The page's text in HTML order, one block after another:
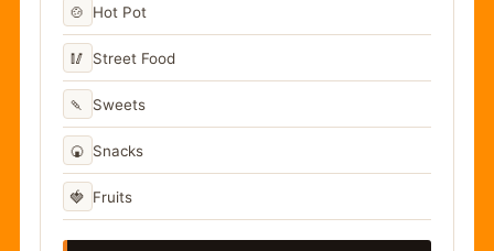
🍲 Hot Pot
🥢 Street Food
🍡 Sweets
🍘 Snacks
🍓 Fruits